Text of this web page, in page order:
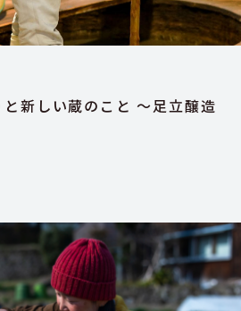
新しい蔵のこと ～足立醸造